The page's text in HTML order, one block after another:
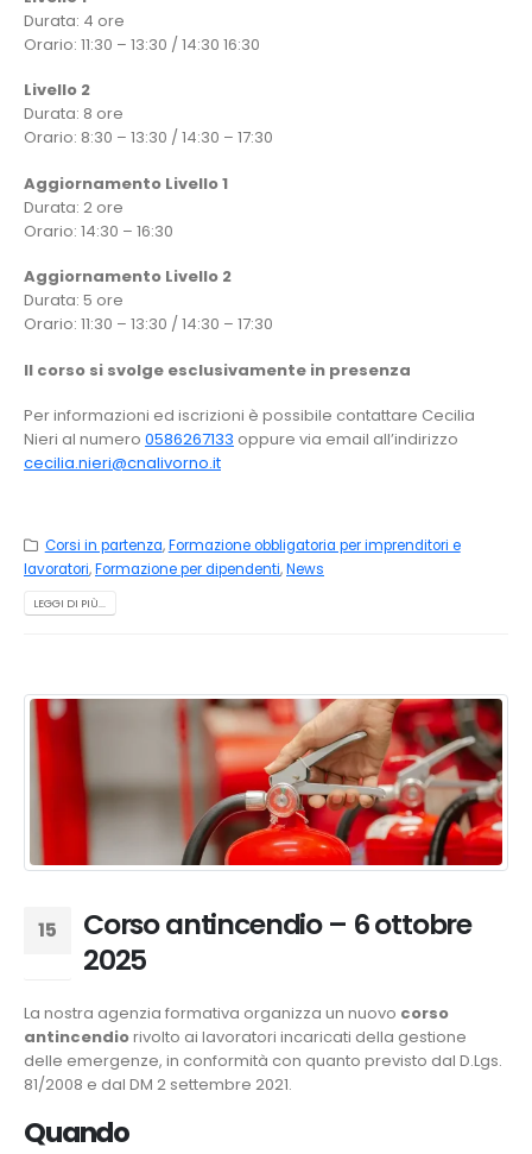
Durata: 4 ore
Orario: 11:30 – 13:30 / 14:30 16:30
Livello 2
Durata: 8 ore
Orario: 8:30 – 13:30 / 14:30 – 17:30
Aggiornamento Livello 1
Durata: 2 ore
Orario: 14:30 – 16:30
Aggiornamento Livello 2
Durata: 5 ore
Orario: 11:30 – 13:30 / 14:30 – 17:30
Il corso si svolge esclusivamente in presenza
Per informazioni ed iscrizioni è possibile contattare Cecilia
Nieri al numero 0586267133 oppure via email all’indirizzo
cecilia.nieri@cnalivorno.it
Corsi in partenza,Formazione obbligatoria per imprenditori e
lavoratori,Formazione per dipendenti,News
LEGGI DI PIÙ...
15
Corso antincendio – 6 ottobre
2025
La nostra agenzia formativa organizza un nuovo corso
antincendiorivolto ai lavoratori incaricati della gestione
delle emergenze, in conformità con quanto previsto dal D.Lgs.
81/2008 e dal DM 2 settembre 2021.
Quando